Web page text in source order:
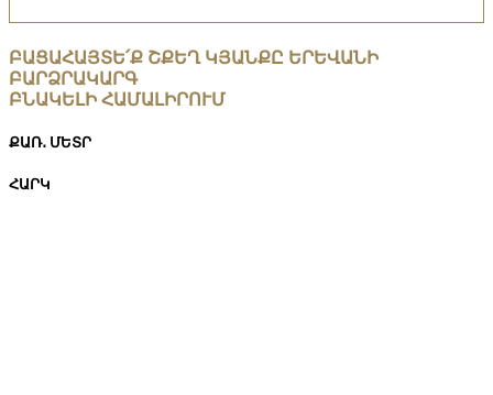
ԲԱՑԱՀԱՅՏԵ՛Ք ՇՔԵՂ ԿՅԱՆՔԸ ԵՐԵՎԱՆԻ
ԲԱՐՁՐԱԿԱՐԳ
ԲՆԱԿԵԼԻ ՀԱՄԱԼԻՐՈՒՄ
ՔԱՌ․ ՄԵՏՐ
ՀԱՐԿ